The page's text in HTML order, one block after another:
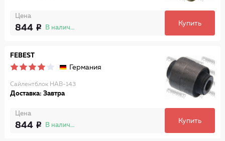
Цена
844 В наличии
Купить
FEBEST
Германия
Сайлентблок HAB-143
Доставка: Завтра
Цена
844 В наличии
Купить